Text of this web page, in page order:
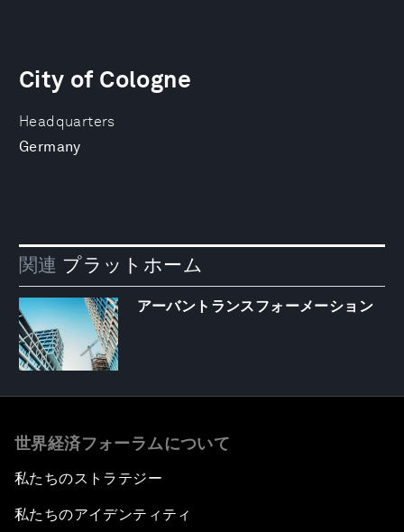
Headquarters
Germany
City of Cologne
関連 プラットホーム
アーバントランスフォーメーション
世界経済フォーラムについて
私たちのストラテジー
私たちのアイデンティティ